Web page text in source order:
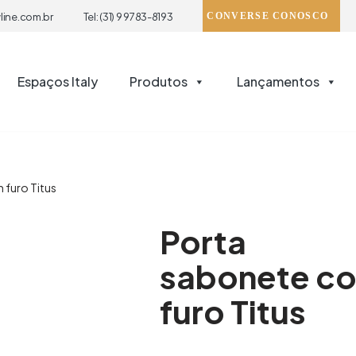
Tel: (31) 9 9783-8193 CONVERSE CONOSCO
Espaços Italy Produtos Lançamentos
furo Titus
Porta
sabonete
furo Titus